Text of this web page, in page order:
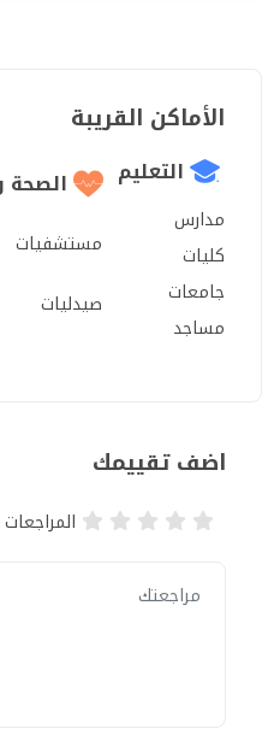
الأماكن القريبة
التعليم
مدارس
كليات
جامعات
مساجد
الصحة
مستشفيات
صيدليات
اضف تقييمك